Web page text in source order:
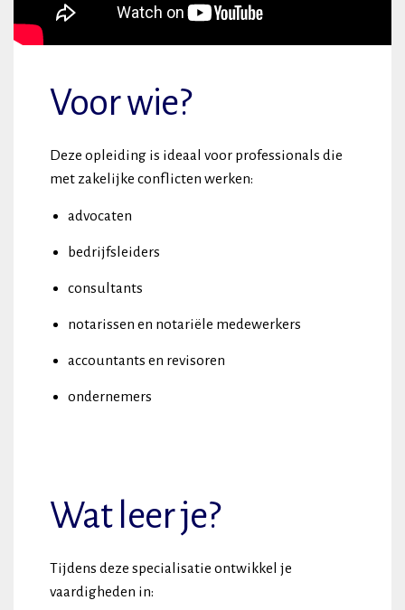
Voor wie?
Deze opleiding is ideaal voor professionals die
met zakelijke conflicten werken:
advocaten
bedrijfsleiders
consultants
notarissen en notariële medewerkers
accountants en revisoren
ondernemers
Wat leer je?
Tijdens deze specialisatie ontwikkel je
vaardigheden in: